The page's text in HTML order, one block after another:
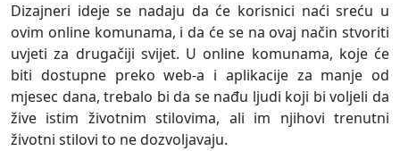
Dizajneri ideje se nadaju da će korisnici naći sreću u
ovim online komunama, i da će se na ovaj način stvoriti
uvjeti za drugačiji svijet. U online komunama, koje će
biti dostupne preko web-a i aplikacije za manje od
mjesec dana, trebalo bi da se nađu ljudi koji bi voljeli da
žive istim životnim stilovima, ali im njihovi trenutni
životni stilovi to ne dozvoljavaju.